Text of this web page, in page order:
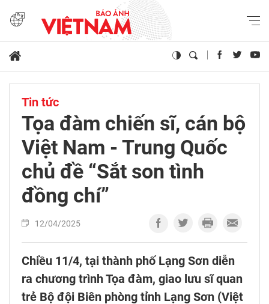
Tin tức
Tọa đàm chiến sĩ, cán bộ
Việt Nam - Trung Quốc
chủ đề “Sắt son tình
đồng chí”
12/04/2025
Chiều 11/4, tại thành phố Lạng Sơn diễn
ra chương trình Tọa đàm, giao lưu sĩ quan
trẻ Bộ đội Biên phòng tỉnh Lạng Sơn (Việt